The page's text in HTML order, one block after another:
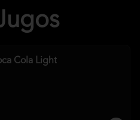
Cola Light